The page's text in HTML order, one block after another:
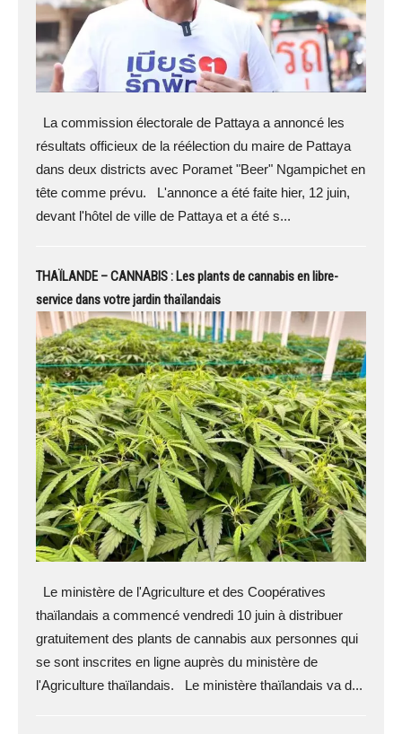
La commission électorale de Pattaya a annoncé les
résultats officieux de la réélection du maire de Pattaya
dans deux districts avec Poramet "Beer" Ngampichet en
tête comme prévu. L'annonce a été faite hier, 12 juin,
devant l'hôtel de ville de Pattaya et a été s...
THAÏLANDE – CANNABIS : Les plants de cannabis en libre-
service dans votre jardin thaïlandais
Le ministère de l'Agriculture et des Coopératives
thaïlandais a commencé vendredi 10 juin à distribuer
gratuitement des plants de cannabis aux personnes qui
se sont inscrites en ligne auprès du ministère de
l'Agriculture thaïlandais. Le ministère thaïlandais va d...